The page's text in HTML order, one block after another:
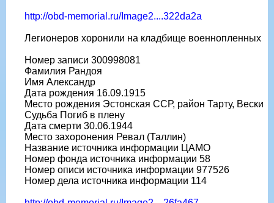
http://obd-memorial.ru/Image2....322da2a
Легионеров хоронили на кладбище военнопленных
Номер записи 300998081
Фамилия Рандоя
Имя Александр
Дата рождения 16.09.1915
Место рождения Эстонская ССР, район Тарту, Вески
Судьба Погиб в плену
Дата смерти 30.06.1944
Место захоронения Ревал (Таллин)
Название источника информации ЦАМО
Номер фонда источника информации 58
Номер описи источника информации 977526
Номер дела источника информации 114